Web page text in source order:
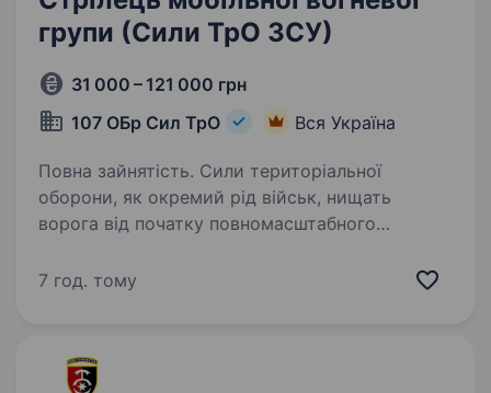
групи (Сили ТрО ЗСУ)
31 000 – 121 000 грн
107 ОБр Сил ТрО
Вся Україна
Повна зайнятість. Сили територіальної
оборони, як окремий рід військ, нищать
ворога від початку повномасштабного
та батальйоні ТрО існують підрозділи —
7 год. тому